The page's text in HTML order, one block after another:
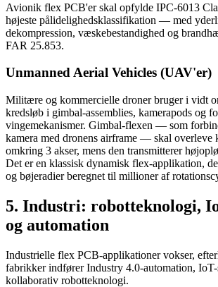
Avionik flex PCB'er skal opfylde IPC-6013
højeste pålidelighedsklassifikation — med
dekompression, væskebestandighed og
FAR 25.853.
Unmanned Aerial Vehicles (UAV'er)
Militære og kommercielle droner bruger i vidt
kredsløb i gimbal-assemblies, kamerapods og
vingemekanismer. Gimbal-flexen — som
kamera med dronens airframe — skal overleve
omkring 3 akser, mens den transmitterer
Det er en klassisk dynamisk flex-applikation,
og bøjeradier beregnet til millioner af
5. Industri: robotteknologi,
og automation
Industrielle flex PCB-applikationer vokser,
fabrikker indfører Industry 4.0-automation,
kollaborativ robotteknologi.